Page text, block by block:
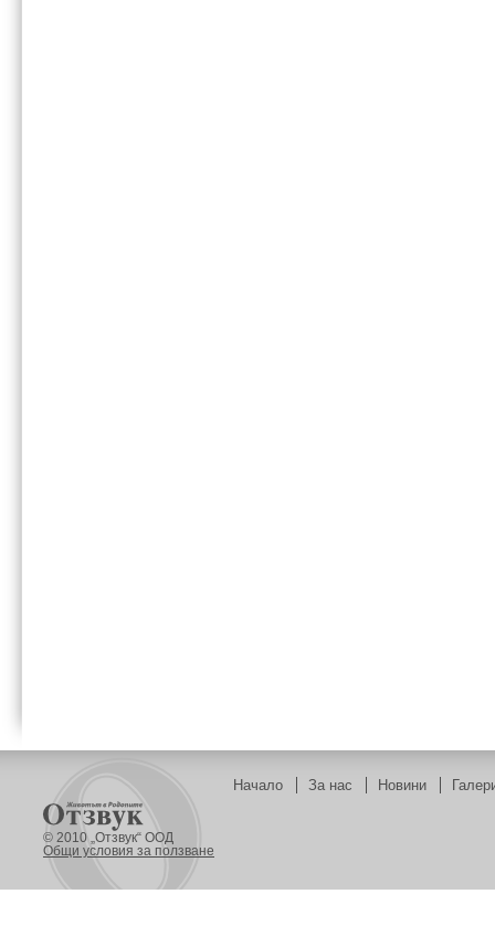
Начало За нас Новини
© 2010 „Отзвук“ ООД
Общи условия за ползване